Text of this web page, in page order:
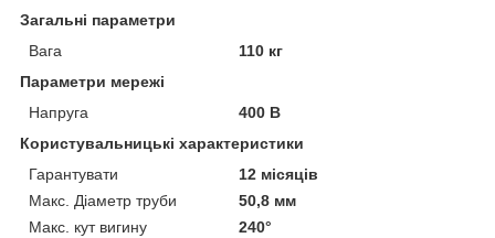
Загальні параметри
Вага
110 кг
Параметри мережі
Напруга
400 В
Користувальницькі характеристики
Гарантувати
12 місяців
Макс. Діаметр труби
50,8 мм
Макс. кут вигину
240°